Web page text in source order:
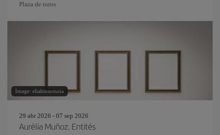
Plaza de toros
Image: eliahinsomnia
29 abr 2026 - 07 sep 2026
Aurèlia Muñoz. Entités